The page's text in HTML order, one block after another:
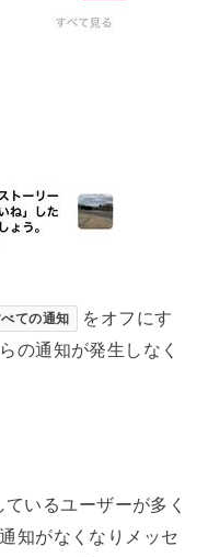
ての通知
をオフにす
の通知が発生しなく
いるユーザーが多く
知がなくなりメッセ